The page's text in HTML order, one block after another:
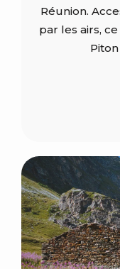
Réunion.
par les airs,